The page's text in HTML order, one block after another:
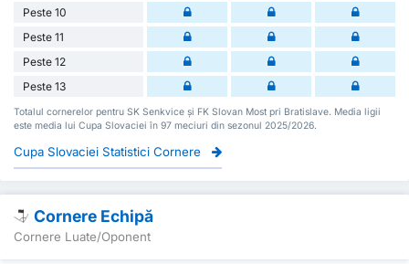
Peste 10
Peste 11
Peste 12
Peste 13
Totalul cornerelor pentru SK Senkvice și FK Slovan Most pri Bratislave. Media ligii
este media lui Cupa Slovaciei în 97 meciuri din sezonul 2025/2026.
Cupa Slovaciei Statistici Cornere
Cornere Echipă
Cornere Luate/Oponent